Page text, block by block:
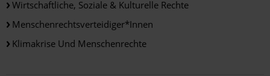
Wirtschaftliche, Soziale & Kulturelle Rechte
Menschenrechtsverteidiger*innen
Klimakrise Und Menschenrechte